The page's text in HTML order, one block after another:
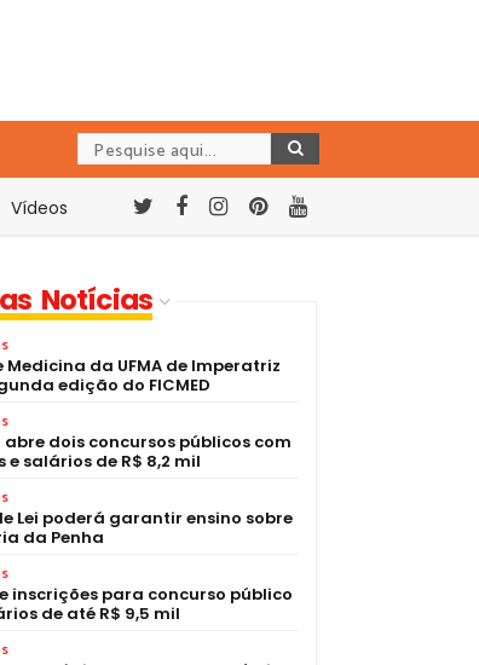
Vídeos
Notícias
Medicina da UFMA de Imperatriz
edição do FICMED
abre dois concursos públicos com
e salários de R$ 8,2 mil
Lei poderá garantir ensino sobre
da Penha
inscrições para concurso público
de até R$ 9,5 mil